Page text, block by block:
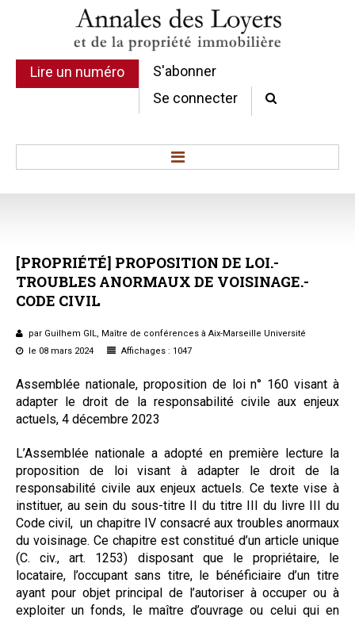
Lire un numéro
S'abonner
Se connecter
Sommaires
Chroniques
Etudes de texte
Réponses ministérielles
Conclusions et Rapports
Formez-vous !
[PROPRIÉTÉ] PROPOSITION DE LOI.-
TROUBLES ANORMAUX DE VOISINAGE.-
CODE CIVIL
par Guilhem GIL, Maître de conférences à Aix-Marseille Université
le 08 mars 2024
Affichages : 1047
Assemblée nationale, proposition de loi n° 160 visant à
adapter le droit de la responsabilité civile aux enjeux
actuels, 4 décembre 2023
L’Assemblée nationale a adopté en première lecture la
proposition de loi visant à adapter le droit de la
responsabilité civile aux enjeux actuels. Ce texte vise à
instituer, au sein du sous-titre II du titre III du livre III du
Code civil, un chapitre IV consacré aux troubles anormaux
du voisinage. Ce chapitre est constitué d’un article unique
(C. civ., art. 1253) disposant que le propriétaire, le
locataire, l’occupant sans titre, le bénéficiaire d’un titre
ayant pour objet principal de l’autoriser à occuper ou à
exploiter un fonds, le maître d’ouvrage ou celui qui en